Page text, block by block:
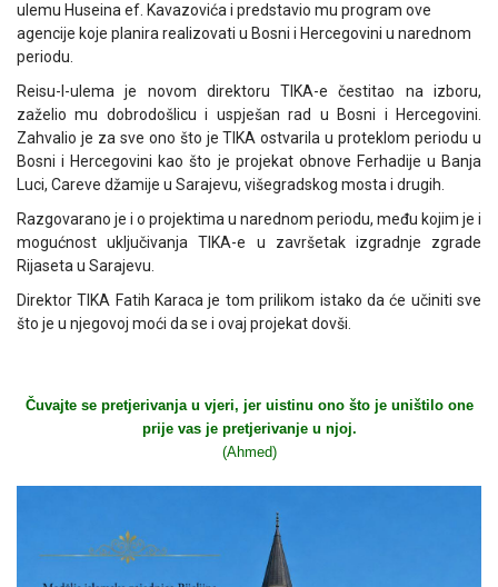
ulemu Huseina ef. Kavazovića i predstavio mu program ove
agencije koje planira realizovati u Bosni i Hercegovini u narednom
periodu.
Reisu-l-ulema je novom direktoru TIKA-e čestitao na izboru,
zaželio mu dobrodošlicu i uspješan rad u Bosni i Hercegovini.
Zahvalio je za sve ono što je TIKA ostvarila u proteklom periodu u
Bosni i Hercegovini kao što je projekat obnove Ferhadije u Banja
Luci, Careve džamije u Sarajevu, višegradskog mosta i drugih.
Razgovarano je i o projektima u narednom periodu, među kojim je i
mogućnost uključivanja TIKA-e u završetak izgradnje zgrade
Rijaseta u Sarajevu.
Direktor TIKA Fatih Karaca je tom prilikom istako da će učiniti sve
što je u njegovoj moći da se i ovaj projekat dovši.
Čuvajte se pretjerivanja u vjeri, jer uistinu ono što je uništilo one
prije vas je pretjerivanje u njoj.
(Ahmed)